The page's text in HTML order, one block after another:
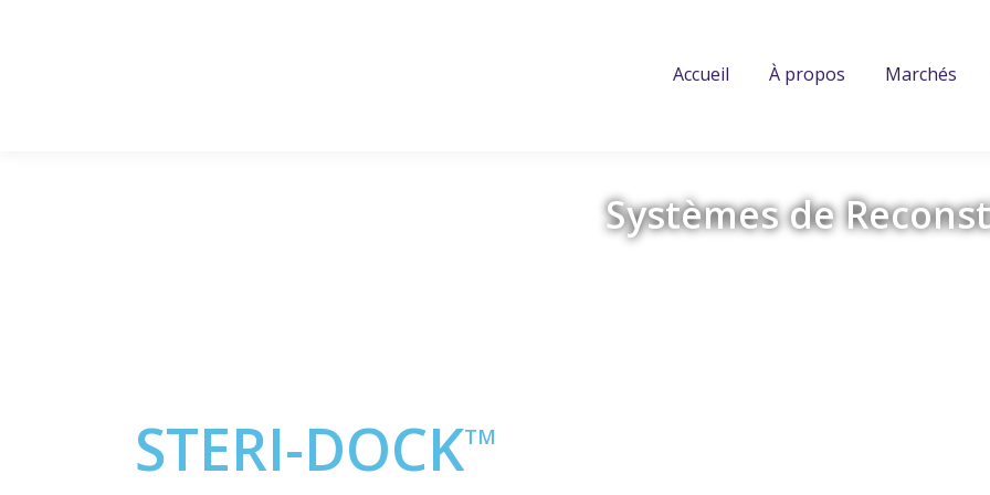
Accueil À propos Marchés
Systèmes de
STERI-DOCKTM